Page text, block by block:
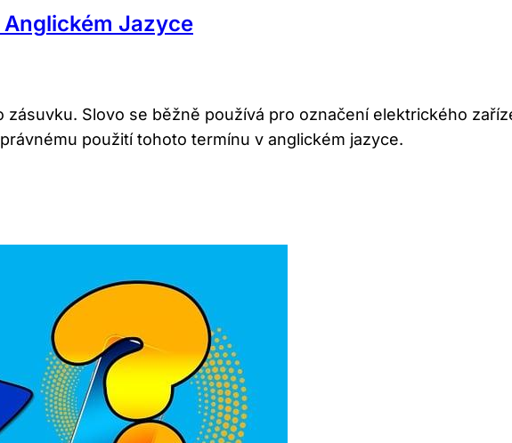
Anglickém Jazyce
zásuvku. Slovo se běžně používá pro označení elektrického
použití tohoto termínu v anglickém jazyce.